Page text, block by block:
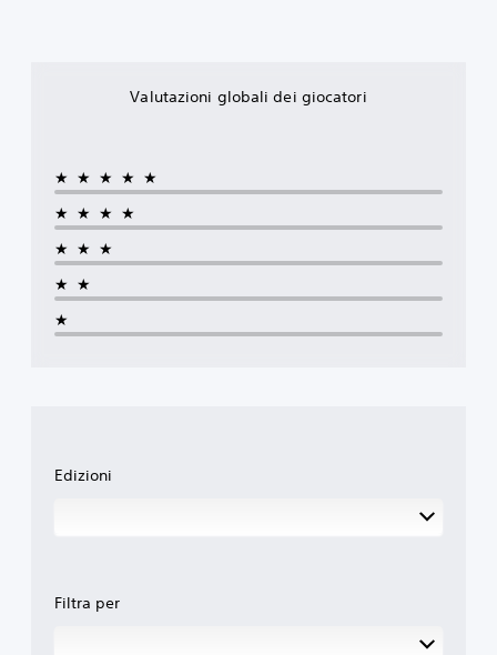
Valutazioni globali dei giocatori
★★★★★
★★★★
★★★
★★
★
Edizioni
Filtra per